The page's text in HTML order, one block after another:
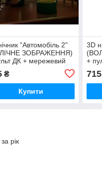
"Автомобіль 2"
ЗОБРАЖЕННЯ)
ДК + мережевий
3DTOYSLAMP
₴
Купити
3D
+
715
рік